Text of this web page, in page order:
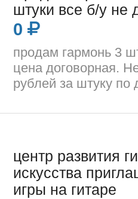
штуки все б/у не
0
продам гармонь 3
цена договорная.
рублей за штуку по
центр развития
искусства
игры на гитаре